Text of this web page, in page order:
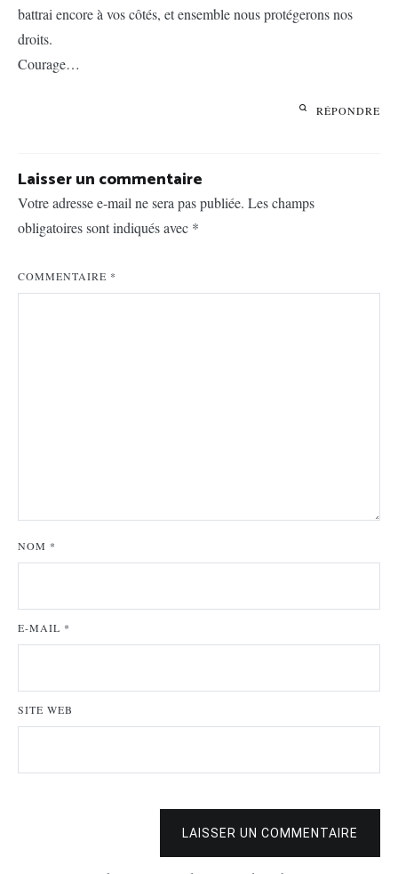
battrai encore à vos côtés, et ensemble nous protégerons nos
droits.
Courage…
RÉPONDRE
Laisser un commentaire
Votre adresse e-mail ne sera pas publiée. Les champs
obligatoires sont indiqués avec *
COMMENTAIRE *
NOM *
E-MAIL *
SITE WEB
LAISSER UN COMMENTAIRE